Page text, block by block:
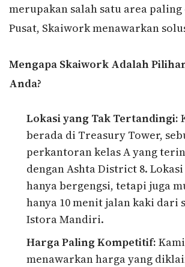
merupakan salah satu area
Pusat, Skaiwork menawarkan
Mengapa Skaiwork Adalah
Anda?
Lokasi yang Tak Tertandingi:
berada di Treasury Tower,
perkantoran kelas A yang
dengan Ashta District 8.
hanya bergengsi, tetapi juga
hanya 10 menit jalan kaki dari
Istora Mandiri.
Harga Paling Kompetitif:
menawarkan harga yang